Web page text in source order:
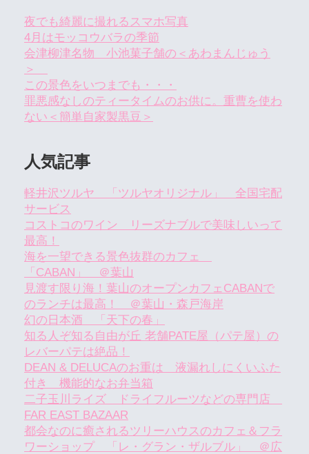
夜でも綺麗に撮れるスマホ写真
4月はモッコウバラの季節
会津柳津名物 小池菓子舗の＜あわまんじゅう
＞
この景色をいつまでも・・・
罪悪感なしのティータイムのお供に。重曹を使わ
ない＜簡単自家製黒豆＞
人気記事
軽井沢ツルヤ 「ツルヤオリジナル」 全国宅配
サービス
コストコのワイン リーズナブルで美味しいって
最高！
海を一望できる景色抜群のカフェ
「CABAN」 ＠葉山
見渡す限り海！葉山のオープンカフェCABANで
のランチは最高！ ＠葉山・森戸海岸
幻の日本酒 「天下の春」
知る人ぞ知る自由が丘 老舗PATE屋（パテ屋）の
レバーパテは絶品！
DEAN & DELUCAのお重は 液漏れしにくいふた
付き 機能的なお弁当箱
二子玉川ライズ ドライフルーツなどの専門店
FAR EAST BAZAAR
都会なのに癒されるツリーハウスのカフェ＆フラ
ワーショップ 「レ・グラン・ザルブル」 ＠広